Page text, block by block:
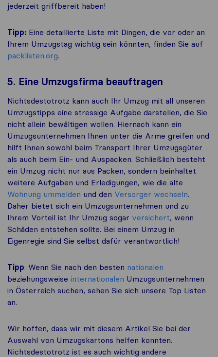
jederzeit griffbereit haben!
Tipp: Eine detaillierte Liste mit Dingen, die vor oder an
Ihrem Umzugstag wichtig sein könnten, finden Sie auf
packlisten.org.
5. Eine Umzugsfirma beauftragen
Nichtsdestotrotz kann auch Ihr Umzug mit all unseren
Umzugstipps eine stressige Aufgabe darstellen, die Sie
nicht allein bewältigen wollen. Hiernach kann ein
Umzugsunternehmen Ihnen unter die Arme greifen und
hilft Ihnen sowohl beim Transport Ihrer Umzugsgüter
als auch beim Ein- und Auspacken. Schließlich besteht
ein Umzug nicht nur aus Packen, sondern beinhaltet
weitere Aufgaben und Erledigungen, wie die alte
Wohnung ummelden und den Versorger wechseln.
Daher bietet sich ein Umzugsunternehmen und zu
Ihrem Vorteil ist Ihr Umzug sogar versichert, wenn
Schäden entstehen sollte. Bei einem Umzug in
Eigenregie sind Sie selbst dafür verantwortlich!
Tipp: Wenn Sie nach den besten nationalen
beziehungsweise internationalen Umzugsunternehmen
in Österreich suchen, sehen Sie sich unsere Top Listen
an.
Wir hoffen, dass wir mit diesem Artikel Sie bei der
Auswahl von Umzugskartons helfen konnten.
Nichtsdestotrotz ist es auch wichtig andere